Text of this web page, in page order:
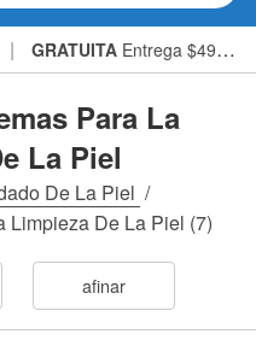
| GRATUITA Entrega $49,00 »
Para La
La Piel
De La Piel /
Limpieza De La Piel (7)
afinar